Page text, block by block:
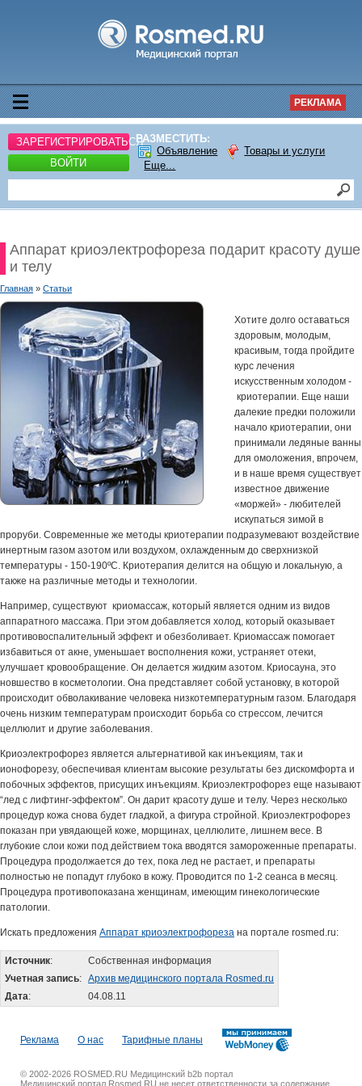
РЕКЛАМА
ЗАРЕГИСТРИРОВАТЬСЯ
ВОЙТИ
РАЗМЕСТИТЬ:
Объявление
Товары и услуги
Еще...
Аппарат криоэлектрофореза подарит красоту душе
и телу
Главная » Статьи
Хотите долго оставаться
здоровым, молодым,
красивым, тогда пройдите
курс лечения
искусственным холодом -
криотерапии. Еще наши
далекие предки положили
начало криотерапии, они
принимали ледяные ванны
для омоложения, впрочем,
и в наше время существует
известное движение
«моржей» - любителей
искупаться зимой в
проруби. Современные же методы криотерапии подразумевают воздействие
инертным газом азотом или воздухом, охлажденным до сверхнизкой
температуры - 150-190ºС. Криотерапия делится на общую и локальную, а
также на различные методы и технологии.
Например, существуют криомассаж, который является одним из видов
аппаратного массажа. При этом добавляется холод, который оказывает
противовоспалительный эффект и обезболивает. Криомассаж помогает
избавиться от акне, уменьшает восполнения кожи, устраняет отеки,
улучшает кровообращение. Он делается жидким азотом. Криосауна, это
новшество в косметологии. Она представляет собой установку, в которой
происходит обволакивание человека низкотемпературным газом. Благодаря
очень низким температурам происходит борьба со стрессом, лечится
целлюлит и другие заболевания.
Криоэлектрофорез является альтернативой как инъекциям, так и
ионофорезу, обеспечивая клиентам высокие результаты без дискомфорта и
побочных эффектов, присущих инъекциям. Криоэлектрофорез еще называют
“лед с лифтинг-эффектом”. Он дарит красоту душе и телу. Через несколько
процедур кожа снова будет гладкой, а фигура стройной. Криоэлектрофорез
показан при увядающей коже, морщинах, целлюлите, лишнем весе. В
глубокие слои кожи под действием тока вводятся замороженные препараты.
Процедура продолжается до тех, пока лед не растает, и препараты
полностью не попадут глубоко в кожу. Проводится по 1-2 сеанса в месяц.
Процедура противопоказана женщинам, имеющим гинекологические
патологии.
Искать предложения Аппарат криоэлектрофореза на портале rosmed.ru:
Источник:
Собственная информация
Учетная запись: Архив медицинского портала Rosmed.ru
Дата: 04.08.11
Реклама О нас Тарифные планы
© 2002-2026 ROSMED.RU Медицинский b2b портал
Медицинский портал Rosmed.RU не несет ответственности за содержание